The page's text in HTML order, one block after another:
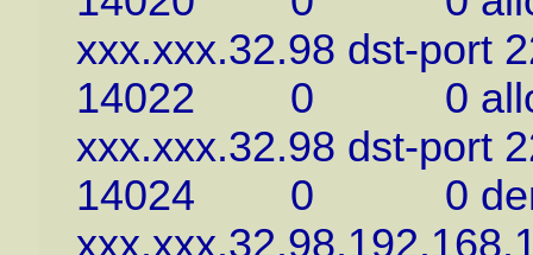
xxx.xxx.32.98 dst-port
14022 0 0 allow
xxx.xxx.32.98 dst-port
14024 0 0 deny